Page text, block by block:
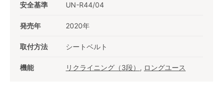
安全基準 UN-R44/04
発売年 2020年
取付方法 シートベルト
機能 リクライニング（3段） , ロングユース